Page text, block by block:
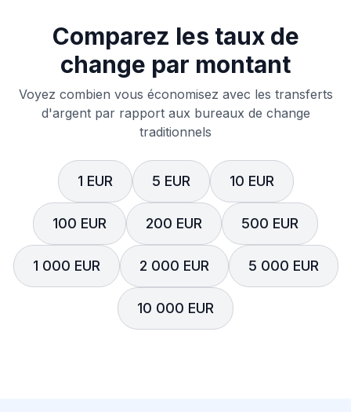
Comparez les taux de
change par montant
Voyez combien vous économisez avec les transferts
d'argent par rapport aux bureaux de change
traditionnels
1 EUR 5 EUR 10 EUR
100 EUR 200 EUR 500 EUR
1 000 EUR 2 000 EUR 5 000 EUR
10 000 EUR